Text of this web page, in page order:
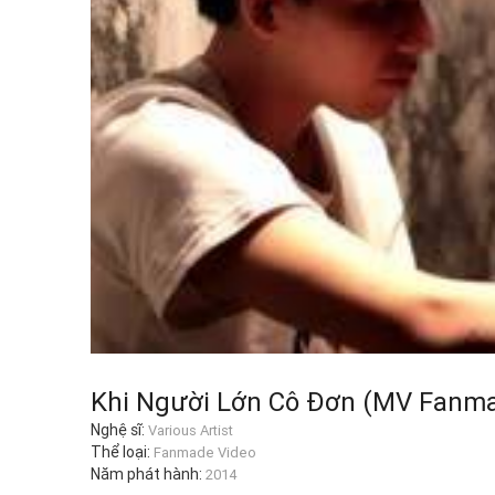
Khi Người Lớn Cô Đơn (MV
Nghệ sĩ: Various Artist
Thể loại: Fanmade Video
Năm phát hành: 2014